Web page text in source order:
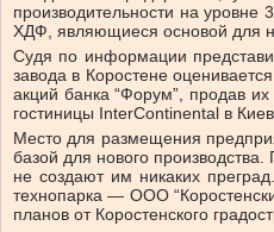
производительности на
ХДФ, являющиеся основой для
Судя по информации
завода в Коростене
акций банка “Форум”, продав
гостиницы InterContinental в
Место для размещения
базой для нового
не создают им никаких
технопарка — ООО
планов от Коростенского